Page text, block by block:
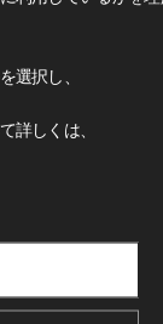
選択し、
詳しくは、